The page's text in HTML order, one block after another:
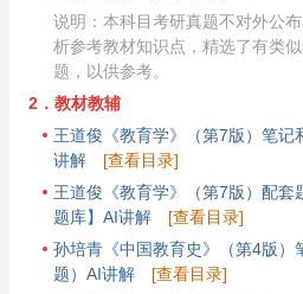
说明：本科目考研真题不对外公
析参考教材知识点，精选了有类
题，以供参考。
2．教材教辅
王道俊《教育学》（第7版）笔记
讲解
[查看目录]
王道俊《教育学》（第7版）配套
题库】AI讲解
[查看目录]
孙培青《中国教育史》（第4版）
题）AI讲解
[查看目录]